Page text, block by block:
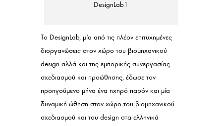
DesignLab1
Το DesignLab, μία από τις πλέον επιτυχημένες
διοργανώσεις στον χώρο του βιομηχανικού
design αλλά και της εμπορικής συνεργασίας
σχεδιασμού και προώθησης, έδωσε τον
προηγούμενο μήνα ένα ηχηρό παρόν και μία
δυναμική ώθηση στον χώρο του βιομηχανικού
σχεδιασμού και του design στα ελληνικά